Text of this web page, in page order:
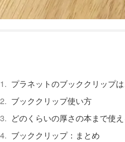
プラネットのブッククリップ
ブッククリップ使い方
どのくらいの厚さの本まで使
ブッククリップ：まとめ